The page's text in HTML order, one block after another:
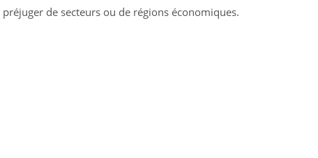
de secteurs ou de régions économiques.